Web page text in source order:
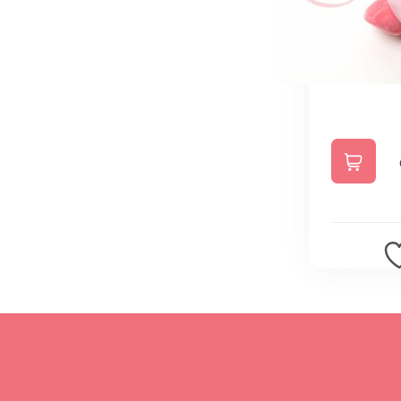
محصول
دارای
باشد.
گزینه
است